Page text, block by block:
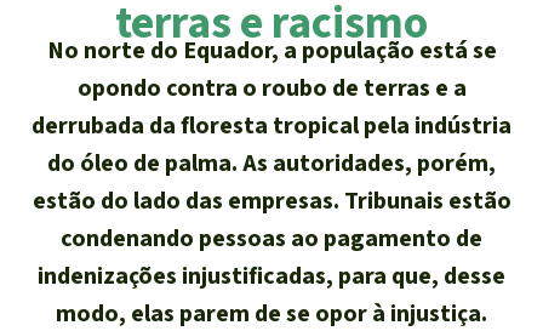
Clima
Óleo de palma
Biocombustíveis
Ouro
FAQ
Transparência
Contato
Deutsch
English
Español
Français
Italiano
terras e racismo
No norte do Equador, a população está se
opondo contra o roubo de terras e a
derrubada da floresta tropical pela indústria
do óleo de palma. As autoridades, porém,
estão do lado das empresas. Tribunais estão
condenando pessoas ao pagamento de
indenizações injustificadas, para que, desse
modo, elas parem de se opor à injustiça.